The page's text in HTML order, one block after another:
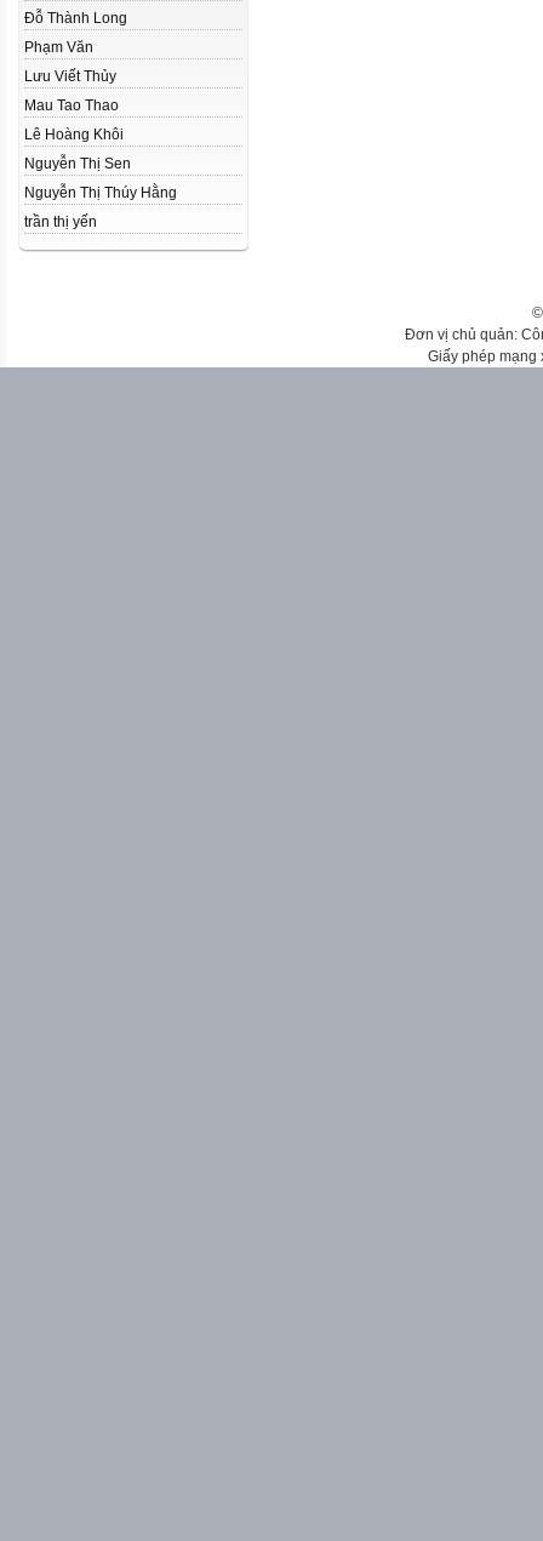
Đỗ Thành Long
Phạm Văn
Lưu Viết Thủy
Mau Tao Thao
Lê Hoàng Khôi
Nguyễn Thị Sen
Nguyễn Thị Thúy Hằng
trần thị yến
Đơn vị chủ quản:
Giấy phép mạng